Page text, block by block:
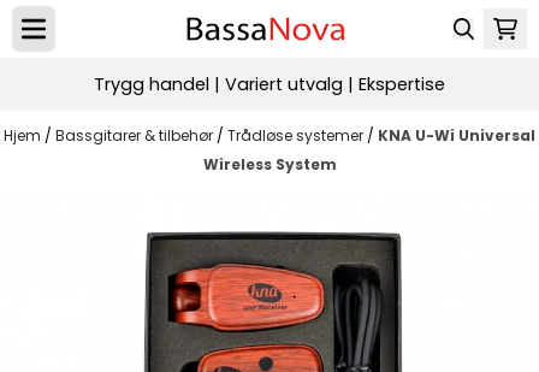
Hopp til innhold
Trygg handel | Variert utvalg | Ekspertise
Hjem / Bassgitarer & tilbehør / Trådløse systemer / KNA U-Wi Universal
Wireless System